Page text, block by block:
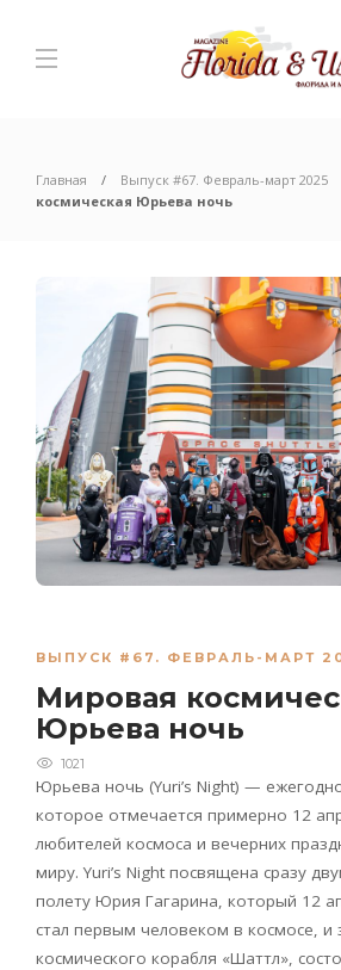
Главная Выпуск #67. Февраль-март 2025
космическая Юрьева ночь
ВЫПУСК #67. ФЕВРАЛЬ-МАРТ
Мировая
Юрьева ночь
1021
Юрьева ночь (Yuri’s Night) —
которое отмечается примерно 12
любителей космоса и вечерних
миру. Yuri’s Night посвящена сразу
полету Юрия Гагарина, который 12
стал первым человеком в космосе, и
космического корабля «Шаттл»,